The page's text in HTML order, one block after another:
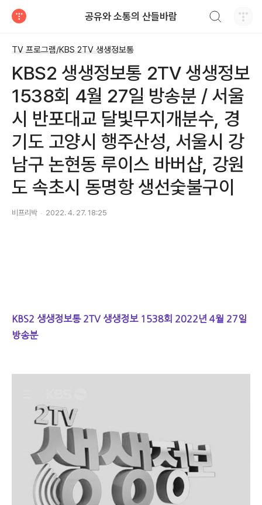
공유와 소통의 산들바람
TV 프로그램/KBS 2TV 생생정보통
KBS2 생생정보통 2TV 생생정보
1538회 4월 27일 방송분 / 서울
시 반포대교 달빛무지개분수, 경
기도 고양시 행주산성, 서울시 강
남구 논현동 루이스 바버샵, 강원
도 속초시 동명항 생선숯불구이
비프리박 2022. 4. 27. 18:25
KBS2 생생정보통 2TV 생생정보 1538회 2022년 4월 27일
방송분